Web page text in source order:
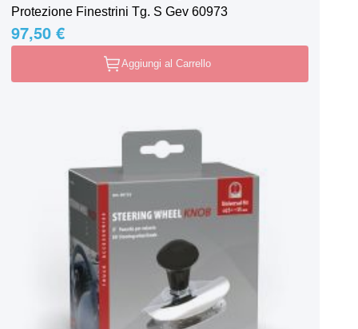
Protezione Finestrini Tg. S Gev 60973
97,50 €
Aggiungi al Carrello